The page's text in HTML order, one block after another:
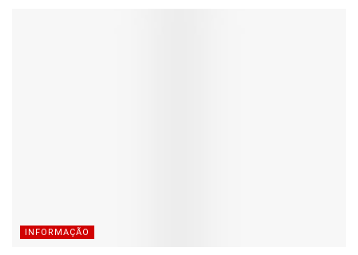
INFORMAÇÃO